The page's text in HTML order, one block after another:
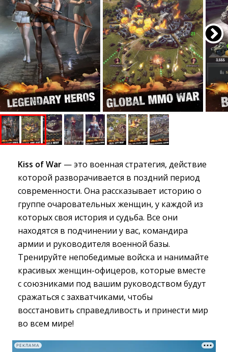
Kiss of War — это военная стратегия, действие
которой разворачивается в поздний период
современности. Она рассказывает историю о
группе очаровательных женщин, у каждой из
которых своя история и судьба. Все они
находятся в подчинении у вас, командира
армии и руководителя военной базы.
Тренируйте непобедимые войска и нанимайте
красивых женщин-офицеров, которые вместе
с союзниками под вашим руководством будут
сражаться с захватчиками, чтобы
восстановить справедливость и принести мир
во всем мире!
РЕКЛАМА